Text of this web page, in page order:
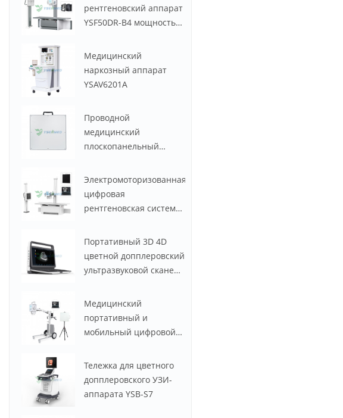
рентгеновский аппарат
YSF50DR-B4 мощностью
Медицинский
наркозный аппарат
YSAV6201A
Проводной
медицинский
плоскопанельный
YSFPD4343R
Электромоторизованная
цифровая
рентгеновская система
мощностью 50 кВт и
Портативный 3D 4D
цветной допплеровский
ультразвуковой сканер
M30
Медицинский
портативный и
мобильный цифровой
YSX056-PE (YSF056DR-A)
мощностью 5,6 кВт, 100
Тележка для цветного
допплеровского УЗИ-
аппарата YSB-S7